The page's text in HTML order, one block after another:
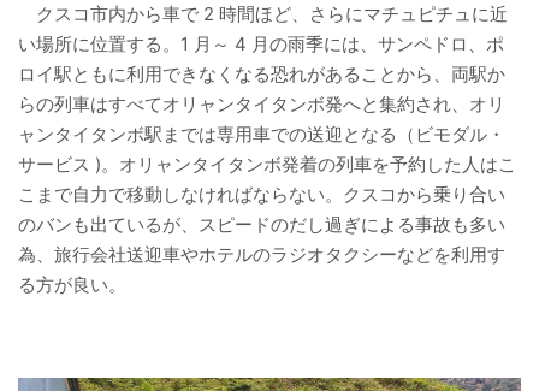
クスコ市内から車で 2 時間ほど、さらにマチュピチュに近
い場所に位置する。1 月～ 4 月の雨季には、サンペドロ、ポ
ロイ駅ともに利用できなくなる恐れがあることから、両駅か
らの列車はすべてオリャンタイタンボ発へと集約され、オリ
ャンタイタンボ駅までは専用車での送迎となる（ビモダル・
サービス )。オリャンタイタンボ発着の列車を予約した人はこ
こまで自力で移動しなければならない。クスコから乗り合い
のバンも出ているが、スピードのだし過ぎによる事故も多い
為、旅行会社送迎車やホテルのラジオタクシーなどを利用す
る方が良い。